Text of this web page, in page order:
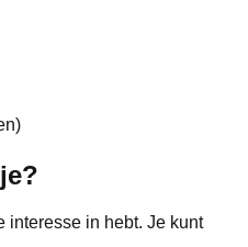
interesse in hebt. Je kunt